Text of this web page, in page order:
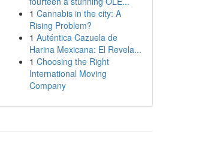
1 Cannabis in the city: A
Rising Problem?
1 Auténtica Cazuela de
Harina Mexicana: El Revela...
1 Choosing the Right
International Moving
Company